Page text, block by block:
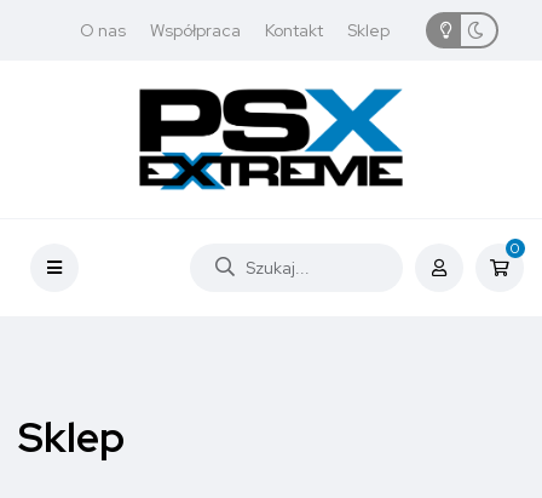
O nas Współpraca Kontakt Sklep
0
Sklep